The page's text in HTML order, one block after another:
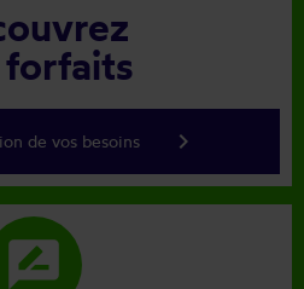
forfaits
de vos besoins keyboard_arrow_right
rate_review